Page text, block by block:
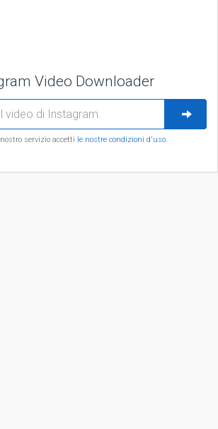
Video Downloader
servizio accetti le nostre condizioni d'uso.